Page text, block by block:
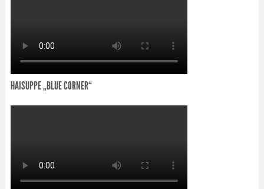
HAISUPPE „BLUE CORNER“